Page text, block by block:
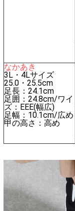
なかあき
3L・4Lサイズ
25.0・25.5cm
足長：24.1cm
足囲：24.8cm/ワイ
ズ：EEE(幅広)
足幅：10.1cm/広め
甲の高さ：高め